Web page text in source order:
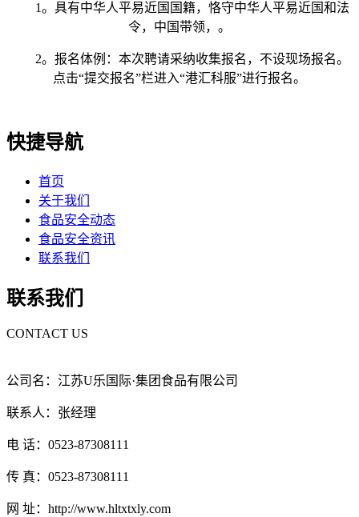
1。具有中华人平易近国国籍，恪守中华人平易近国和法
令，中国带领，。
2。报名体例：本次聘请采纳收集报名，不设现场报名。
点击“提交报名”栏进入“港汇科服”进行报名。
快捷导航
首页
关于我们
食品安全动态
食品安全资讯
联系我们
联系我们
CONTACT US
公司名：江苏U乐国际·集团食品有限公司
联系人：张经理
电 话：0523-87308111
传 真：0523-87308111
网 址：http://www.hltxtxly.com